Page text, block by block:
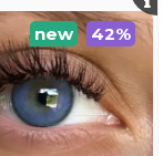
new 42%